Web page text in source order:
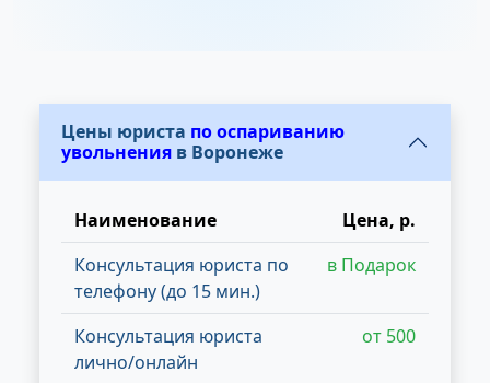
Цены юриста по оспариванию
увольнения в Воронеже
Наименование
Цена, р.
Консультация юриста по
телефону (до 15 мин.)
в Подарок
Консультация юриста
лично/онлайн
от 500